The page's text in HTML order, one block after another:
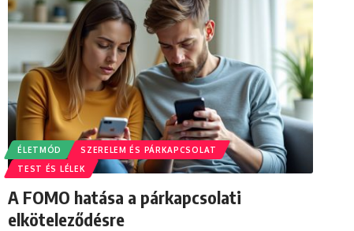
ÉLETMÓD
SZERELEM ÉS PÁRKAPCSOLAT
TEST ÉS LÉLEK
A FOMO hatása a párkapcsolati
elköteleződésre